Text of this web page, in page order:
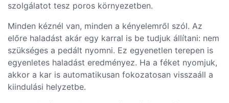
szolgálatot tesz poros környezetben.
Minden kéznél van, minden a kényelemről szól. Az
előre haladást akár egy karral is be tudjuk állítani: nem
szükséges a pedált nyomni. Ez egyenetlen terepen is
egyenletes haladást eredményez. Ha a féket nyomjuk,
akkor a kar is automatikusan fokozatosan visszaáll a
kiindulási helyzetbe.